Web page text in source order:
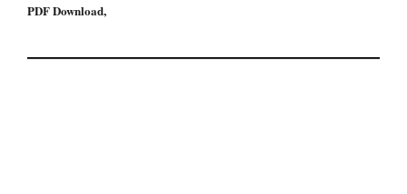
PDF Download,